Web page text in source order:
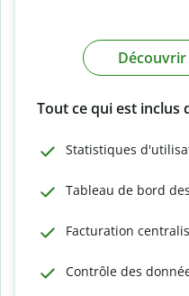
Tout ce qui est inclus
Statistiques
Tableau de bord
Facturation
Contrôle des